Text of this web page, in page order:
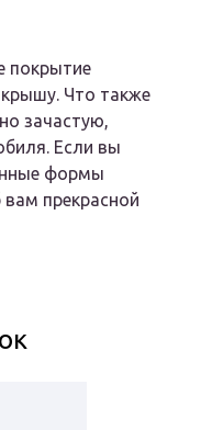
покрытие
Что также
зачастую,
Если вы
формы
прекрасной